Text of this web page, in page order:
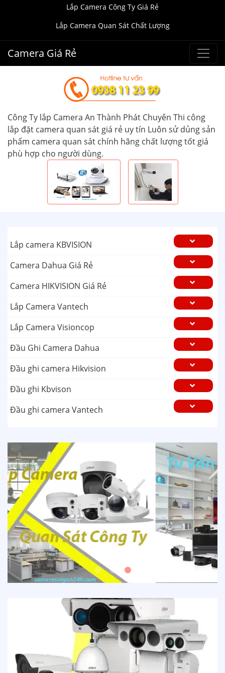
Lắp Camera Công Ty Giá Rẻ
Lắp Camera Quan Sát Chất Lượng
Camera Giá Rẻ
Công Ty lắp Camera An Thành Phát Chuyên Thi công
lắp đặt camera quan sát giá rẻ uy tín Luôn sử dủng sản
phẩm camera quan sát chính hãng chất lượng tốt giá
phù hợp cho người dùng.
Lắp camera KBVISION
Camera Dahua Giá Rẻ
Camera HIKVISION Giá Rẻ
Lắp Camera Vantech
Lắp Camera Visioncop
Đầu Ghi Camera Dahua
Đầu ghi camera Hikvision
Đầu ghi Kbvison
Đầu ghi camera Vantech